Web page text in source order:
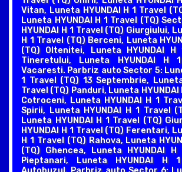
Vitan, Luneta HYUNDAI H 1 Travel
Luneta HYUNDAI H 1 Travel (TQ)
HYUNDAI H 1 Travel (TQ) Giurgiului,
H 1 Travel (TQ) Berceni, Luneta
(TQ) Oltenitei, Luneta HYUNDAI
Tineretului, Luneta HYUNDAI H
Vacaresti. Parbriz auto Sector 5:
1 Travel (TQ) 13 Septembrie, Luneta
Travel (TQ) Panduri, Luneta HYUNDAI
Cotroceni, Luneta HYUNDAI H 1
Spirii, Luneta HYUNDAI H 1 Travel
Luneta HYUNDAI H 1 Travel (TQ)
HYUNDAI H 1 Travel (TQ) Ferentari,
H 1 Travel (TQ) Rahova, Luneta
(TQ) Ghencea, Luneta HYUNDAI
Pieptanari, Luneta HYUNDAI H